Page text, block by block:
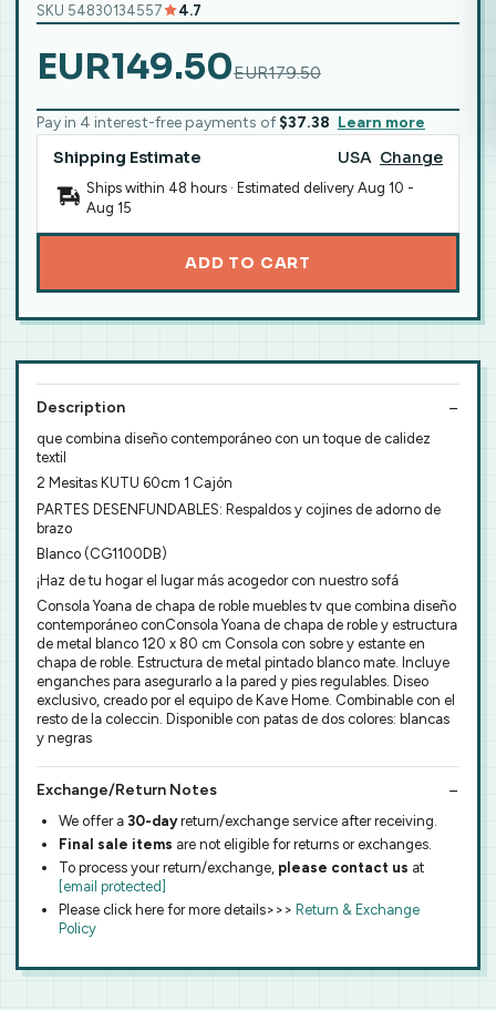
SKU 54830134557 4.7
EUR149.50EUR179.50
Pay in 4 interest-free payments of $37.38 Learn more
Shipping Estimate USA Change
Ships within 48 hours · Estimated delivery Aug 10 -
Aug 15
ADD TO CART
Description
que combina diseño contemporáneo con un toque de calidez
textil
2 Mesitas KUTU 60cm 1 Cajón
PARTES DESENFUNDABLES: Respaldos y cojines de adorno de
brazo
Blanco (CG1100DB)
¡Haz de tu hogar el lugar más acogedor con nuestro sofá
Consola Yoana de chapa de roble muebles tv que combina diseño
contemporáneo conConsola Yoana de chapa de roble y estructura
de metal blanco 120 x 80 cm Consola con sobre y estante en
chapa de roble. Estructura de metal pintado blanco mate. Incluye
enganches para asegurarlo a la pared y pies regulables. Diseo
exclusivo, creado por el equipo de Kave Home. Combinable con el
resto de la coleccin. Disponible con patas de dos colores: blancas
y negras
Exchange/Return Notes
We offer a 30-dayreturn/exchange service after receiving.
Final sale items are not eligible for returns or exchanges.
To process your return/exchange, please contact us at
[email protected]
Please click here for more details>>> Return & Exchange
Policy